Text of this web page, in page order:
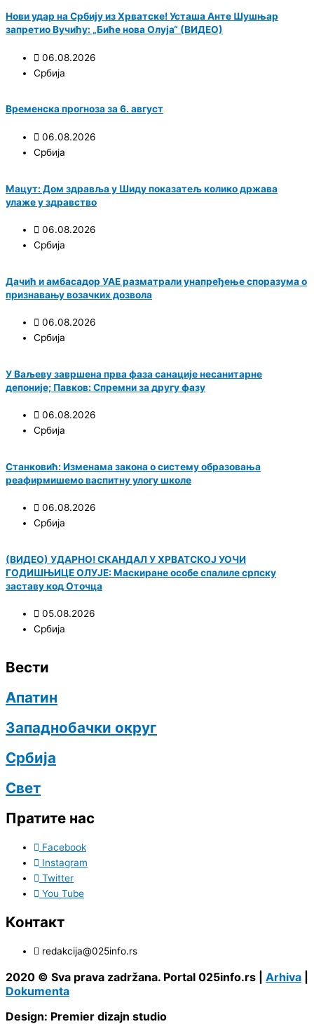
Нови удар на Србију из Хрватске! Усташа Анте Шушњар
запретио Вучићу: „Биће нова Олуја“ (ВИДЕО)
06.08.2026
Србија
Временска прогноза за 6. август
06.08.2026
Србија
Мацут: Дом здравља у Шиду показатељ колико држава
улаже у здравство
06.08.2026
Србија
Дачић и амбасадор УАЕ разматрали унапређење споразума о
признавању возачких дозвола
06.08.2026
Србија
У Ваљеву завршена прва фаза санације несанитарне
депоније; Павков: Спремни за другу фазу
06.08.2026
Србија
Станковић: Изменама закона о систему образовања
реафирмишемо васпитну улогу школе
06.08.2026
Србија
(ВИДЕО) УДАРНО! СКАНДАЛ У ХРВАТСКОЈ УОЧИ
ГОДИШЊИЦЕ ОЛУЈЕ: Маскиране особе спалиле српску
заставу код Оточца
05.08.2026
Србија
Вести
Апатин
Западнобачки округ
Србија
Свет
Пратите нас
Facebook
Instagram
Twitter
You Tube
Контакт
redakcija@025info.rs
2020 © Sva prava zadržana. Portal 025info.rs | Arhiva
Dokumenta
Design: Premier dizajn studio